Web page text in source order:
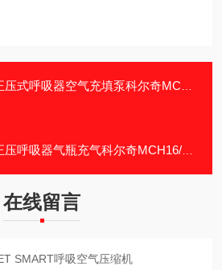
式呼吸器空气充填泵科尔奇MCH-16ET
呼吸器气瓶充气科尔奇MCH16/ET填充泵
在线留言